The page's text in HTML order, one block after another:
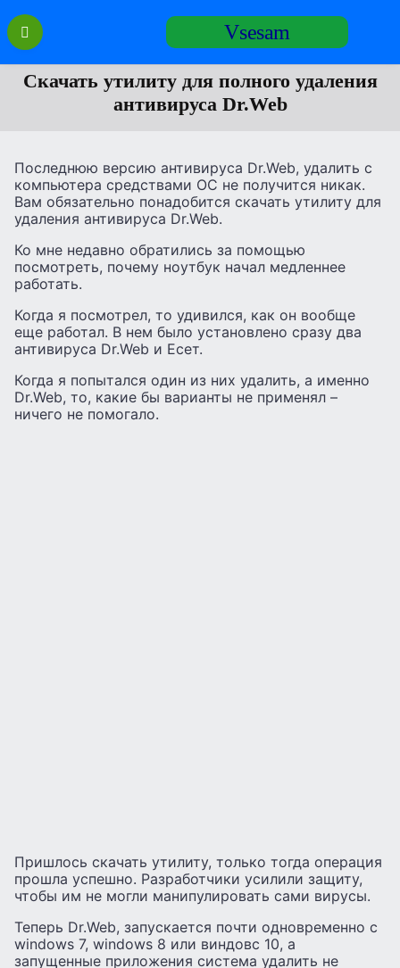
Перейти
содержанию
Vsesam
Скачать утилиту для полного удаления
антивируса Dr.Web
Последнюю версию антивируса Dr.Web, удалить с
компьютера средствами ОС не получится никак.
Вам обязательно понадобится скачать утилиту для
удаления антивируса Dr.Web.
Ко мне недавно обратились за помощью
посмотреть, почему ноутбук начал медленнее
работать.
Когда я посмотрел, то удивился, как он вообще
еще работал. В нем было установлено сразу два
антивируса Dr.Web и Есет.
Когда я попытался один из них удалить, а именно
Dr.Web, то, какие бы варианты не применял –
ничего не помогало.
Пришлось скачать утилиту, только тогда операция
прошла успешно. Разработчики усилили защиту,
чтобы им не могли манипулировать сами вирусы.
Теперь Dr.Web, запускается почти одновременно с
windows 7, windows 8 или виндовс 10, а
запущенные приложения система удалить не